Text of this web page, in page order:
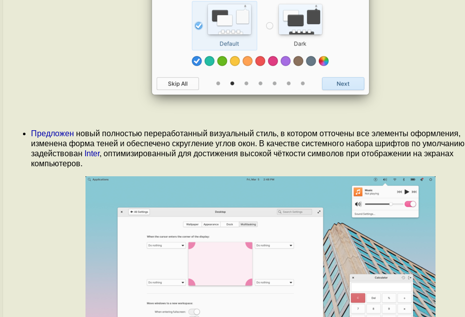
Предложен новый полностью переработанный визуальный стиль, в котором отточены все элементы оформления,
изменена форма теней и обеспечено скругление углов окон. В качестве системного набора шрифтов по умолчанию
задействован Inter, оптимизированный для достижения высокой чёткости символов при отображении на экранах
компьютеров.